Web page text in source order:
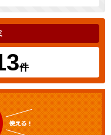
件